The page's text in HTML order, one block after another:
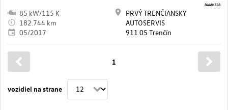
85 kW/115 K
182.744 km
05/2017
PRVÝ TRENČIANSKY
AUTOSERVIS
911 05 Trenčín
8448/328
vozidiel na strane
1